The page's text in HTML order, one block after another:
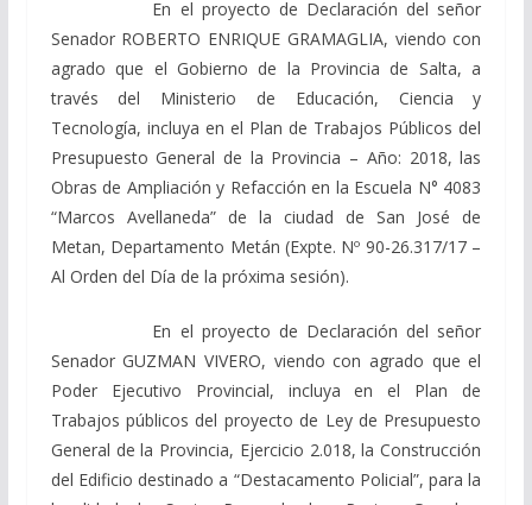
En el proyecto de Declaración del señor
Senador ROBERTO ENRIQUE GRAMAGLIA, viendo con
agrado que el Gobierno de la Provincia de Salta, a
través del Ministerio de Educación, Ciencia y
Tecnología, incluya en el Plan de Trabajos Públicos del
Presupuesto General de la Provincia – Año: 2018, las
Obras de Ampliación y Refacción en la Escuela N° 4083
“Marcos Avellaneda” de la ciudad de San José de
Metan, Departamento Metán (Expte. Nº 90-26.317/17 –
Al Orden del Día de la próxima sesión).
En el proyecto de Declaración del señor
Senador GUZMAN VIVERO, viendo con agrado que el
Poder Ejecutivo Provincial, incluya en el Plan de
Trabajos públicos del proyecto de Ley de Presupuesto
General de la Provincia, Ejercicio 2.018, la Construcción
del Edificio destinado a “Destacamento Policial”, para la